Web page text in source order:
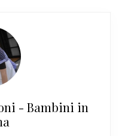
- Bambini in